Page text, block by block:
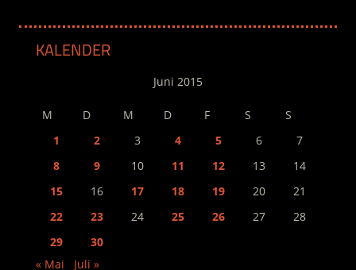
KALENDER
Juni 2015
M D M D F S
S
1
2 3 4 5 6
7
8
9 10 11 12 13
14
15
16 17 18 19 20
21
22
23 24 25 26 27
28
29
30
« Mai
Juli »